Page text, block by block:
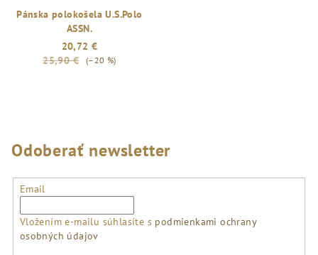
Pánska polokošela U.S.Polo
ASSN.
20,72 €
25,90 €
(–20 %)
Odoberať newsletter
Email
Vložením e-mailu súhlasíte s podmienkami ochrany
osobných údajov